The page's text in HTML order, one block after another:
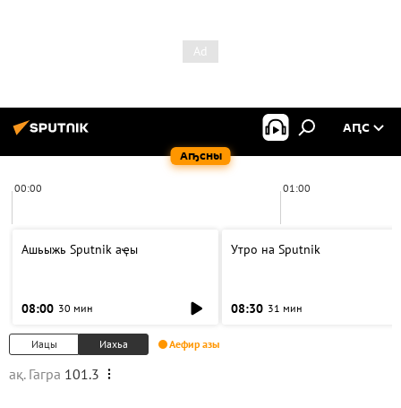
Аҧсны
АԤС
00:00 01:00
Ашьыжь Sputnik аҿы
08:00 30 мин
Утро на Sputnik
08:30 31 мин
Иацы Иахьа Аефир азы
ақ. Гагра 101.3